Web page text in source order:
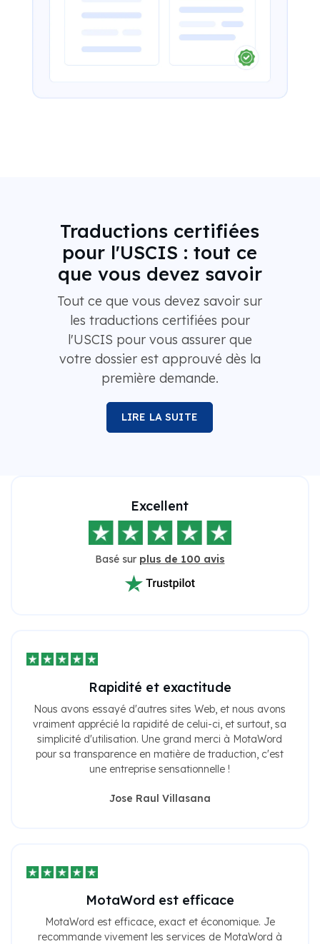
pour l'USCIS : tout ce
que vous devez savoir
Tout ce que vous devez savoir sur
les traductions certifiées pour
l'USCIS pour vous assurer que
votre dossier est approuvé dès la
première demande.
LIRE LA SUITE
Basé surplus de 100 avis
Nous avons essayé d'autres sites Web, et nous avons
vraiment apprécié la rapidité de celui-ci, et surtout, sa
simplicité d'utilisation. Une grand merci à MotaWord
pour sa transparence en matière de traduction, c'est
une entreprise sensationnelle !
MotaWord est efficace, exact et économique. Je
recommande vivement les services de MotaWord à
toute personne ayant besoin de services de traduction